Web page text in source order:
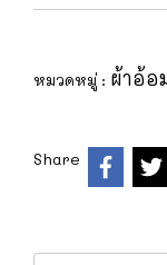
หมวดหมู่ : ผ้าอ้อ
Share